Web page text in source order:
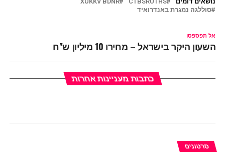
סוללגה נמגרת באנדרואיד
אל תפספסו
השעון היקר בישראל – מחירו 10 מיליון ש"ח
כתבות מעניינות אחרות
סרטונים